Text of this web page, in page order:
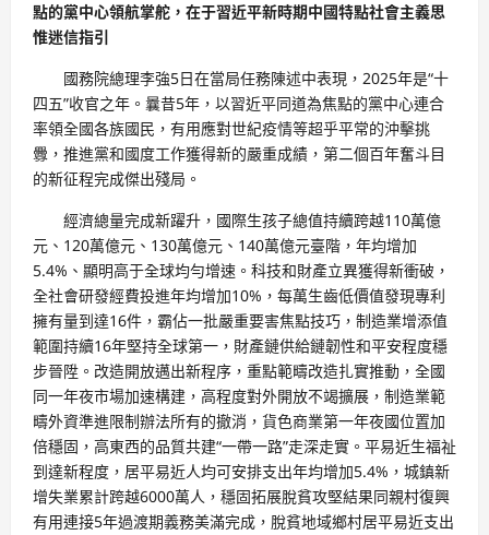
點的黨中心領航掌舵，在于習近平新時期中國特點社會主義思
惟迷信指引
國務院總理李強5日在當局任務陳述中表現，2025年是“十
四五”收官之年。曩昔5年，以習近平同道為焦點的黨中心連合
率領全國各族國民，有用應對世紀疫情等超乎平常的沖擊挑
釁，推進黨和國度工作獲得新的嚴重成績，第二個百年奮斗目
的新征程完成傑出殘局。
經濟總量完成新躍升，國際生孩子總值持續跨越110萬億
元、120萬億元、130萬億元、140萬億元臺階，年均增加
5.4%、顯明高于全球均勻增速。科技和財產立異獲得新衝破，
全社會研發經費投進年均增加10%，每萬生齒低價值發現專利
擁有量到達16件，霸佔一批嚴重要害焦點技巧，制造業增添值
範圍持續16年堅持全球第一，財產鏈供給鏈韌性和平安程度穩
步晉陞。改造開放邁出新程序，重點範疇改造扎實推動，全國
同一年夜市場加速構建，高程度對外開放不竭擴展，制造業範
疇外資準進限制辦法所有的撤消，貨色商業第一年夜國位置加
倍穩固，高東西的品質共建“一帶一路”走深走實。平易近生福祉
到達新程度，居平易近人均可安排支出年均增加5.4%，城鎮新
增失業累計跨越6000萬人，穩固拓展脫貧攻堅結果同親村復興
有用連接5年過渡期義務美滿完成，脫貧地域鄉村居平易近支出